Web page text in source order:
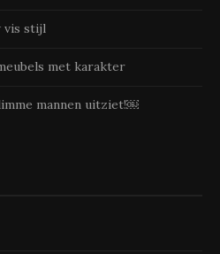
vis stijl
met karakter
mannen uitziet!￼